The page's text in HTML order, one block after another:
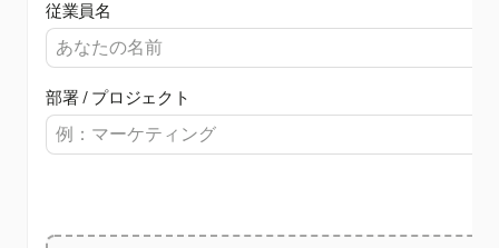
従業員名
部署 / プロジェクト